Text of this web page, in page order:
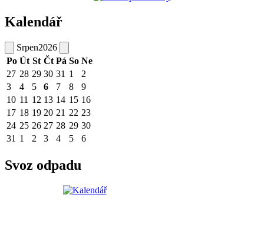
Kalendář
Srpen2026
Po Út St Čt Pá So Ne
27 28 29 30 31 1
2
3
4 5 6 7 8
9
10 11 12 13 14 15 16
17 18 19 20 21 22 23
24 25 26 27 28 29 30
31 1 2 3 4 5 6
Svoz odpadu